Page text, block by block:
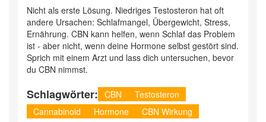
Nicht als erste Lösung. Niedriges Testosteron hat oft
andere Ursachen: Schlafmangel, Übergewicht, Stress,
Ernährung. CBN kann helfen, wenn Schlaf das Problem
ist - aber nicht, wenn deine Hormone selbst gestört sind.
Sprich mit einem Arzt und lass dich untersuchen, bevor
du CBN nimmst.
Schlagwörter: CBN
Testosteron
Cannabinoid
Hormone CBN Wirkung